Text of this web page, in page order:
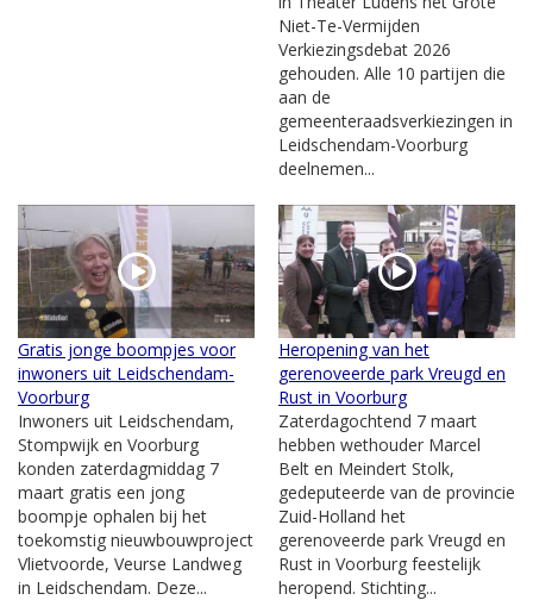
Niet-Te-Vermijden
Verkiezingsdebat 2026
gehouden. Alle 10 partijen die
aan de
gemeenteraadsverkiezingen in
Leidschendam-Voorburg
deelnemen...
Gratis jonge boompjes voor
inwoners uit Leidschendam-
Voorburg
Inwoners uit Leidschendam,
Stompwijk en Voorburg
konden zaterdagmiddag 7
maart gratis een jong
boompje ophalen bij het
toekomstig nieuwbouwproject
Vlietvoorde, Veurse Landweg
in Leidschendam. Deze...
Heropening van het
gerenoveerde park Vreugd en
Rust in Voorburg
Zaterdagochtend 7 maart
hebben wethouder Marcel
Belt en Meindert Stolk,
gedeputeerde van de provincie
Zuid-Holland het
gerenoveerde park Vreugd en
Rust in Voorburg feestelijk
heropend. Stichting...